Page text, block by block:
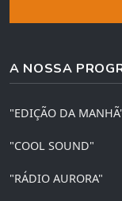
A NOSSA
"EDIÇÃO DA
"COOL SOUND"
"RÁDIO AURORA"